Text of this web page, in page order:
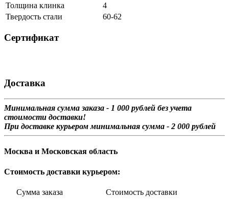
Толщина клинка
4
Твердость стали
60-62
Сертификат
Доставка
Минимальная сумма заказа - 1 000 рублей без учета
стоимости доставки!
При доставке курьером минимальная сумма - 2 000 рублей
Москва и Московская область
Стоимость доставки курьером:
Сумма заказа Стоимость доставки